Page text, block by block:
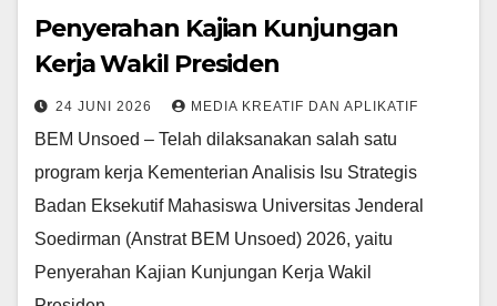
Penyerahan Kajian Kunjungan
Kerja Wakil Presiden
24 JUNI 2026 MEDIA KREATIF DAN APLIKATIF
BEM Unsoed – Telah dilaksanakan salah satu
program kerja Kementerian Analisis Isu Strategis
Badan Eksekutif Mahasiswa Universitas Jenderal
Soedirman (Anstrat BEM Unsoed) 2026, yaitu
Penyerahan Kajian Kunjungan Kerja Wakil